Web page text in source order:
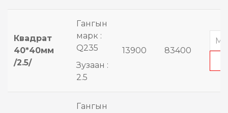
Квадрат
40*40мм
/2.5/
Гангын
марк :
Q235
Зузаан :
2.5
13900 83400
Гангын